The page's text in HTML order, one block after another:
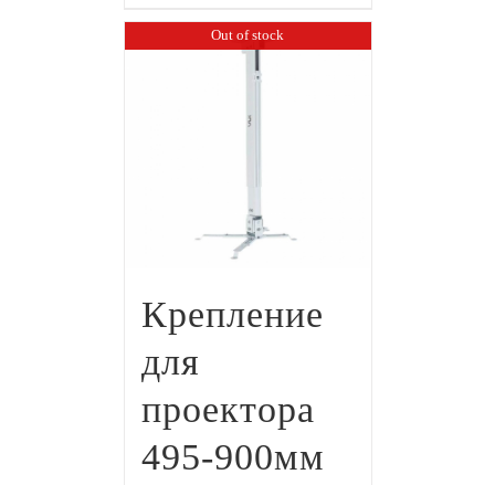
Out of stock
Крепление
для
проектора
495-900мм